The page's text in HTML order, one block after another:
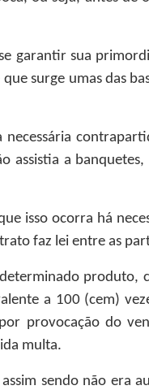
garantir sua
surge umas das
assistia a
isso ocorra há
faz lei entre as
produto,
a 100 (cem)
provocação do
multa.
sendo não era